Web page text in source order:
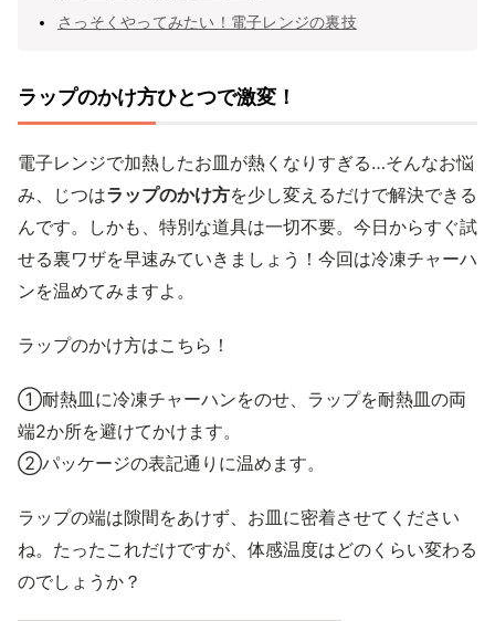
さっそくやってみたい！電子レンジの裏技
ラップのかけ方ひとつで激変！
電子レンジで加熱したお皿が熱くなりすぎる…そんなお悩
み、じつはラップのかけ方を少し変えるだけで解決できる
んです。しかも、特別な道具は一切不要。今日からすぐ試
せる裏ワザを早速みていきましょう！今回は冷凍チャーハ
ンを温めてみますよ。
ラップのかけ方はこちら！
①耐熱皿に冷凍チャーハンをのせ、ラップを耐熱皿の両
端2か所を避けてかけます。
②パッケージの表記通りに温めます。
ラップの端は隙間をあけず、お皿に密着させてください
ね。たったこれだけですが、体感温度はどのくらい変わる
のでしょうか？